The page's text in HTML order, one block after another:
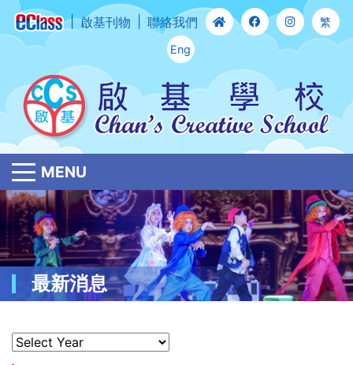
啟基刊物 聯絡我們 繁
Eng
MENU
最新消息